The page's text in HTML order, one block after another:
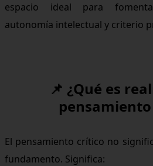
espacio ideal para
autonomía intelectual y criterio
📌 ¿Qué es
El pensamiento crítico no
fundamento. Significa: